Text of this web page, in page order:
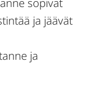
ja jäävät
ja